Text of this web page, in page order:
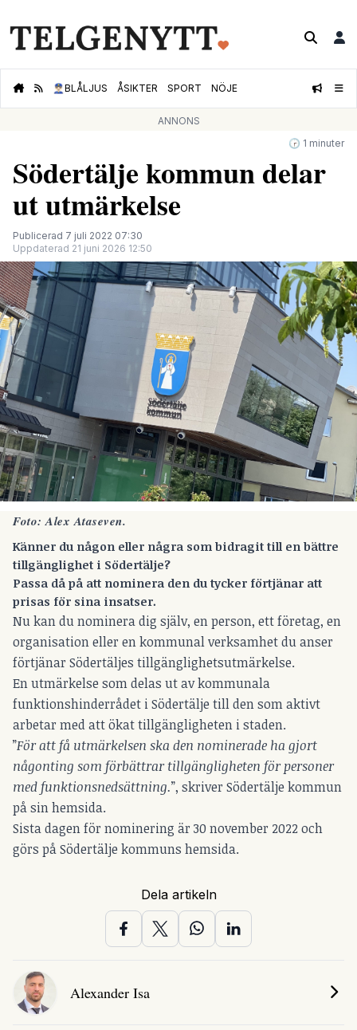
👮🏻‍♂️BLÅLJUS ÅSIKTER SPORT NÖJE
ANNONS
🕝 1 minuter
Södertälje kommun delar
ut utmärkelse
Publicerad 7 juli 2022 07:30
Uppdaterad 21 juni 2026 12:50
Foto: Alex Ataseven.
Känner du någon eller några som bidragit till en bättre
tillgänglighet i Södertälje?
Passa då på att nominera den du tycker förtjänar att
prisas för sina insatser.
Nu kan du nominera dig själv, en person, ett företag, en
organisation eller en kommunal verksamhet du anser
förtjänar Södertäljes tillgänglighetsutmärkelse.
En utmärkelse som delas ut av kommunala
funktionshinderrådet i Södertälje till den som aktivt
arbetar med att ökat tillgängligheten i staden.
”För att få utmärkelsen ska den nominerade ha gjort
någonting som förbättrar tillgängligheten för personer
med funktionsnedsättning.”, skriver Södertälje kommun
på sin hemsida.
Sista dagen för nominering är 30 november 2022 och
görs påSödertälje kommuns hemsida.
Dela artikeln
Alexander Isa